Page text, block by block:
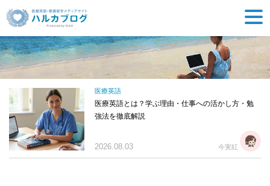
今実紅
医療英語
医療英語とは？学ぶ理由・仕事への活かし方・勉
強法を徹底解説
2026.08.03